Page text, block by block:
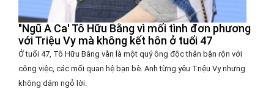
"Ngũ A Ca' Tô Hữu Bằng vì mối tình đơn phương
với Triệu Vy mà không kết hôn ở tuổi 47
Ở tuổi 47, Tô Hữu Bằng vẫn là một quý ông độc thân bận rộn với
công việc, các mối quan hệ bạn bè. Anh từng yêu Triệu Vy nhưng
không dám ngỏ lời.